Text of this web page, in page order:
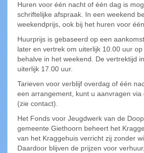
Huren voor één nacht of één dag is
schriftelijke afspraak. In een weekend
weekendprijs, ook bij het huren voor
Huurprijs is gebaseerd op een
later en vertrek om uiterlijk 10.00 uur op
behalve in het weekend. De vertrektijd
uiterlijk 17.00 uur.
Tarieven voor verblijf overdag of één
een arrangement, kunt u aanvragen via
(zie contact).
Het Fonds voor Jeugdwerk van de
gemeente Giethoorn beheert het
van het Kraggehuis verricht zij zonder
Daardoor blijven de prijzen voor